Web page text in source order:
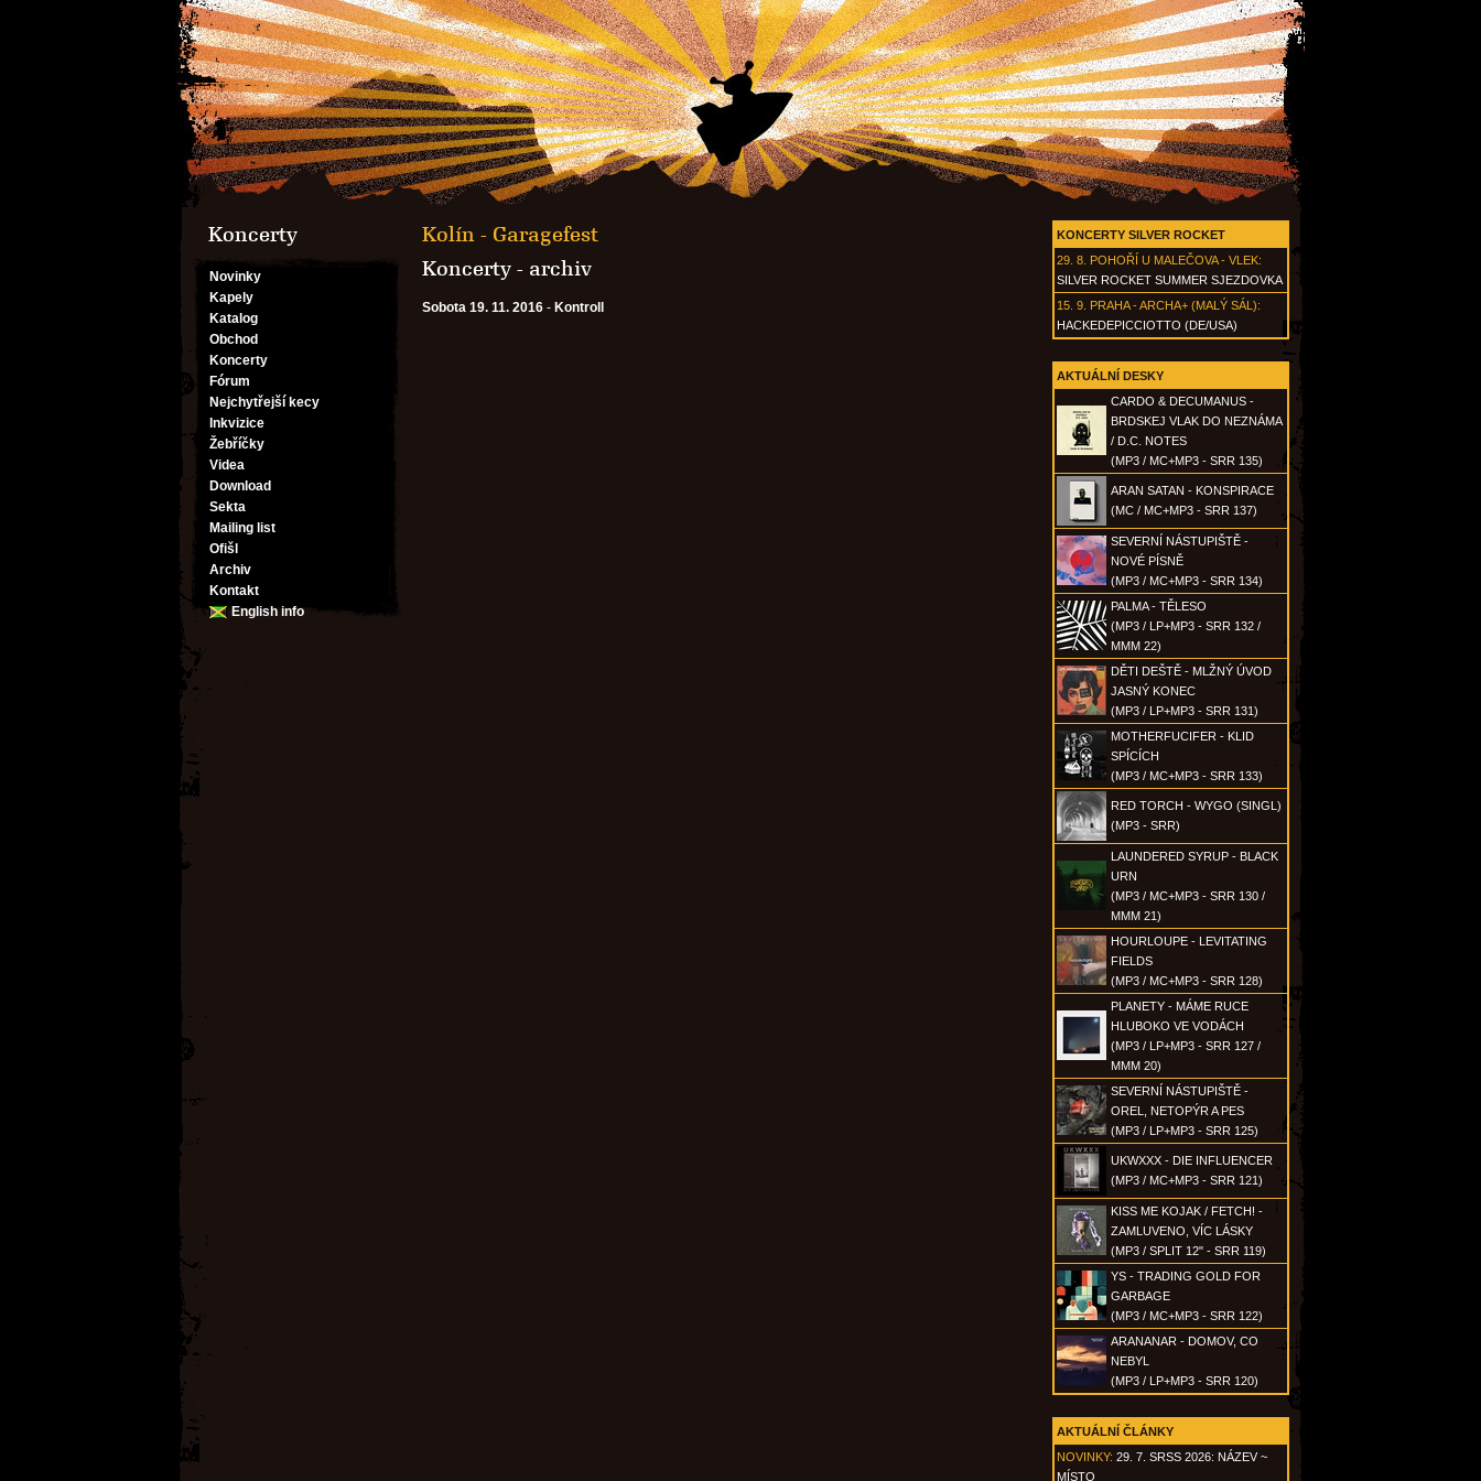
Koncerty
Novinky
Kapely
Katalog
Obchod
Koncerty
Fórum
Nejchytřejší kecy
Inkvizice
Žebříčky
Videa
Download
Sekta
Mailing list
Ofišl
Archiv
Kontakt
English info
KONCERTY SILVER ROCKET
29. 8. POHOŘÍ U MALEČOVA - VLEK:
SILVER ROCKET SUMMER SJEZDOVKA
15. 9. PRAHA - ARCHA+ (MALÝ SÁL):
HACKEDEPICCIOTTO (DE/USA)
AKTUÁLNÍ DESKY
CARDO & DECUMANUS -
BRDSKEJ VLAK DO NEZNÁMA
/ D.C. NOTES
(MP3 / MC+MP3 - SRR 135)
ARAN SATAN - KONSPIRACE
(MC / MC+MP3 - SRR 137)
SEVERNÍ NÁSTUPIŠTĚ -
NOVÉ PÍSNĚ
(MP3 / MC+MP3 - SRR 134)
PALMA - TĚLESO
(MP3 / LP+MP3 - SRR 132 /
MMM 22)
DĚTI DEŠTĚ - MLŽNÝ ÚVOD
JASNÝ KONEC
(MP3 / LP+MP3 - SRR 131)
MOTHERFUCIFER - KLID
SPÍCÍCH
(MP3 / MC+MP3 - SRR 133)
RED TORCH - WYGO (SINGL)
(MP3 - SRR)
LAUNDERED SYRUP - BLACK
URN
(MP3 / MC+MP3 - SRR 130 /
MMM 21)
HOURLOUPE - LEVITATING
FIELDS
(MP3 / MC+MP3 - SRR 128)
PLANETY - MÁME RUCE
HLUBOKO VE VODÁCH
(MP3 / LP+MP3 - SRR 127 /
MMM 20)
SEVERNÍ NÁSTUPIŠTĚ -
OREL, NETOPÝR A PES
(MP3 / LP+MP3 - SRR 125)
UKWXXX - DIE INFLUENCER
(MP3 / MC+MP3 - SRR 121)
KISS ME KOJAK / FETCH! -
ZAMLUVENO, VÍC LÁSKY
(MP3 / SPLIT 12" - SRR 119)
YS - TRADING GOLD FOR
GARBAGE
(MP3 / MC+MP3 - SRR 122)
ARANANAR - DOMOV, CO
NEBYL
(MP3 / LP+MP3 - SRR 120)
AKTUÁLNÍ ČLÁNKY
NOVINKY: 29. 7. SRSS 2026: NÁZEV ~
MÍSTO
Kolín - Garagefest
Koncerty - archiv
Sobota 19. 11. 2016 - Kontroll